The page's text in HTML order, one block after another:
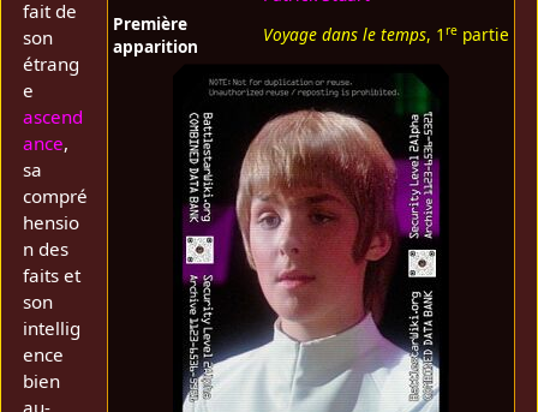
Première
apparition
Voyage dans le temps, 1 repartie
fait de
son
étrang
e
ascend
ance,
sa
compré
hensio
n des
faits et
son
intellig
ence
bien